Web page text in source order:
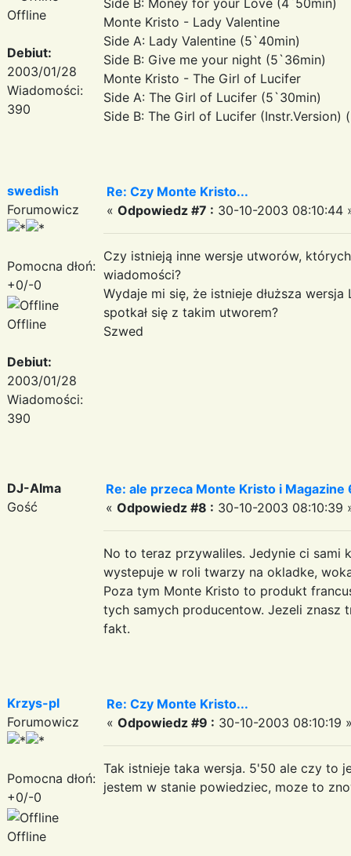
Offline
Debiut:
2003/01/28
Wiadomości:
390
Monte Kristo - Lady Valentine
Side A: Lady Valentine (5`40min)
Side B: Give me your night (5`36min)
Monte Kristo - The Girl of Lucifer
Side A: The Girl of Lucifer (5`30min)
Side B: The Girl of Lucifer (Instr.Version)
swedish
Forumowicz
Pomocna dłoń:
+0/-0
Offline
Debiut:
2003/01/28
Wiadomości:
390
Re: Czy Monte Kristo...
« Odpowiedz #7 : 30-10-2003 08:10:44
Czy istnieją inne wersje utworów,
wiadomości?
Wydaje mi się, że istnieje dłuższa
spotkał się z takim utworem?
Szwed
DJ-Alma
Gość
Re: ale przeca Monte Kristo i
« Odpowiedz #8 : 30-10-2003 08:10:39
No to teraz przywaliles. Jedynie ci sami
wystepuje w roli twarzy na okladke,
Poza tym Monte Kristo to produkt
tych samych producentow. Jezeli znasz
fakt.
Krzys-pl
Forumowicz
Pomocna dłoń:
+0/-0
Offline
Re: Czy Monte Kristo...
« Odpowiedz #9 : 30-10-2003 08:10:19
Tak istnieje taka wersja. 5'50 ale czy to
jestem w stanie powiedziec, moze to